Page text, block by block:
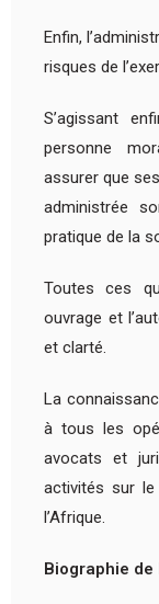
Enfin,
risques de
S’agissant
personne
assurer que
administrée
pratique de la
Toutes ces
ouvrage et
et clarté.
La
à tous les
avocats et
activités sur
l’Afrique.
Biographie de